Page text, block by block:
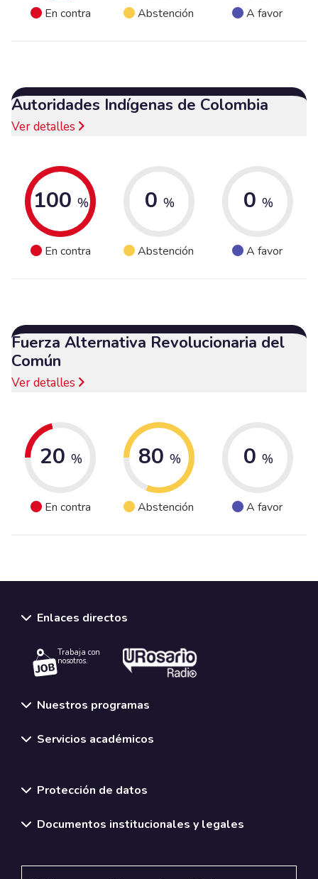
En contra Abstención A favor
Autoridades Indígenas de Colombia
Ver detalles
100 %
En contra
0 %
Abstención
0 %
A favor
Fuerza Alternativa Revolucionaria del
Común
Ver detalles
20 %
En contra
80 %
Abstención
0 %
A favor
Enlaces directos
Trabaja con
nosotros.
Nuestros programas
Servicios académicos
Protección de datos
Documentos institucionales y legales